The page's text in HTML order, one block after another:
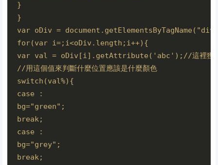
}
}
var oDiv =
for(var i=;i<oDiv.length;i++){
var val = oDiv[i].getAttribute('abc');//這裡獲取
//用這個值來判斷什麼位置應該是什麼顏色
switch(val%){
case :
bg="green";
break;
case :
bg="grey";
break;